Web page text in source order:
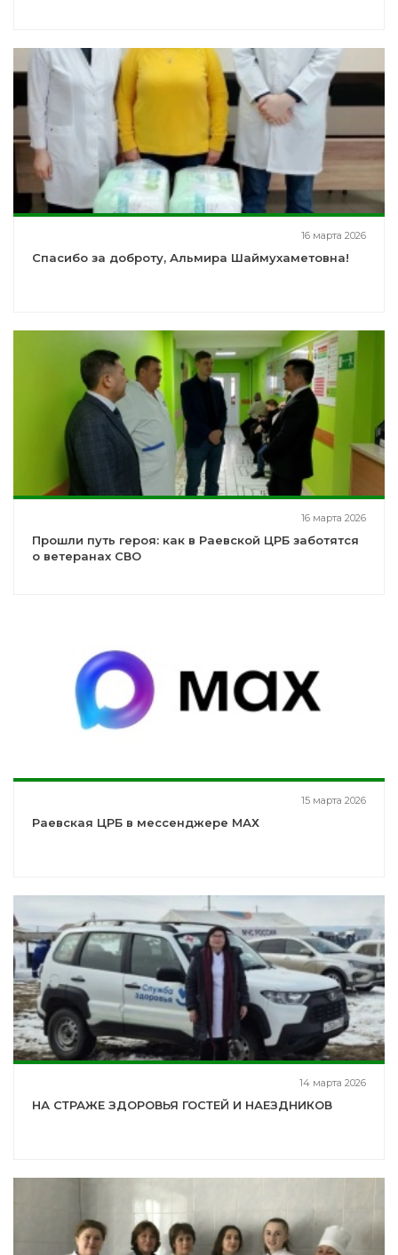
16 марта 2026
Спасибо за доброту, Альмира Шаймухаметовна!
16 марта 2026
Прошли путь героя: как в Раевской ЦРБ заботятся
о ветеранах СВО
15 марта 2026
Раевская ЦРБ в мессенджере МАХ
14 марта 2026
НА СТРАЖЕ ЗДОРОВЬЯ ГОСТЕЙ И НАЕЗДНИКОВ